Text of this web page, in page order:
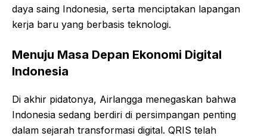
daya saing Indonesia, serta menciptakan lapangan
kerja baru yang berbasis teknologi.
Menuju Masa Depan Ekonomi Digital
Indonesia
Di akhir pidatonya, Airlangga menegaskan bahwa
Indonesia sedang berdiri di persimpangan penting
dalam sejarah transformasi digital. QRIS telah